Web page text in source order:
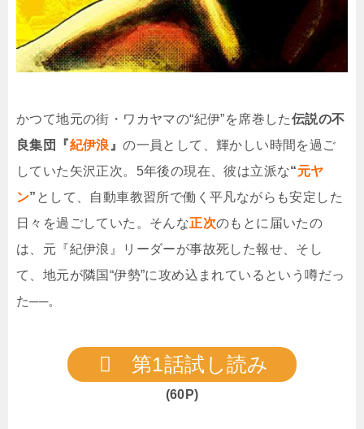
かつて地元の街・ワカヤマの“紀伊”を席巻した伝説の不
良集団『紀伊浪 』の一員として、輝かしい時間を過ご
していた矢沢正次。5年後の現在、彼は立派な“元ヤ
ン” として、自動車教習所で働く平凡ながらも安定した
日々を過ごしていた。そんな正次のもとに届いたの
は、元『紀伊浪』リーダーが事故死した報せ、そし
て、地元が隣国“伊勢”に攻め込まれているという噂だっ
た──。
第1話試し読み
(60P)